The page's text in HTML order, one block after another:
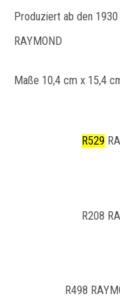
Produziert ab den
RAYMOND
Maße 10,4 cm x 15,4
R529
R208
R498